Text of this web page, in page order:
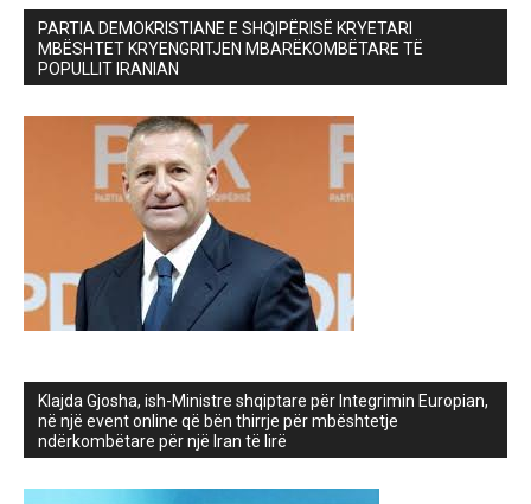
PARTIA DEMOKRISTIANE E SHQIPËRISË KRYETARI
MBËSHTET KRYENGRITJEN MBARËKOMBËTARE TË
POPULLIT IRANIAN
Klajda Gjosha, ish-Ministre shqiptare për Integrimin Europian,
në një event online që bën thirrje për mbështetje
ndërkombëtare për një Iran të lirë